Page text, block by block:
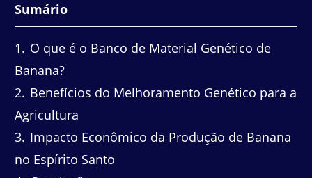
Sumário
1
O que é o Banco de Material Genético de
Banana?
2 Benefícios do Melhoramento Genético para a
Agricultura
3 Impacto Econômico da Produção de Banana
no Espírito Santo